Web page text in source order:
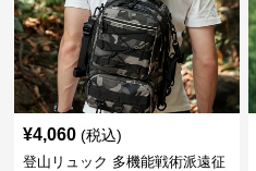
¥4,060 (税込)
登山リュック 多機能戦術派遠征